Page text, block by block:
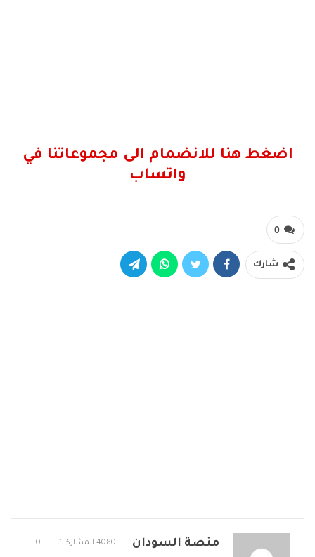
اضغط هنا للانضمام الى مجموعاتنا في
واتساب
0
شارك
منصة السودان 4080 المشاركات 0